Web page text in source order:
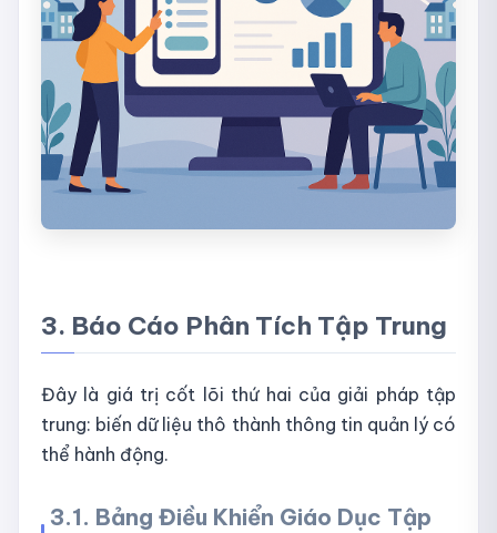
3. Báo Cáo Phân Tích Tập Trung
Đây là giá trị cốt lõi thứ hai của giải pháp tập
trung: biến dữ liệu thô thành thông tin quản lý có
thể hành động.
3.1. Bảng Điều Khiển Giáo Dục Tập